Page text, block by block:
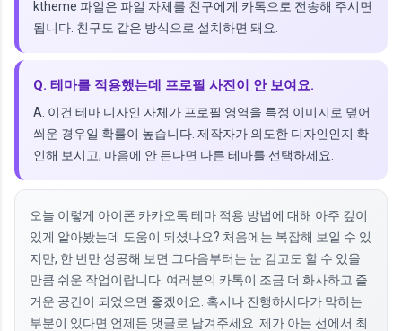
ktheme 파일은 파일 자체를 친구에게 카톡으로 전송해 주시면
됩니다. 친구도 같은 방식으로 설치하면 돼요.
Q. 테마를 적용했는데 프로필 사진이 안 보여요.
A. 이건 테마 디자인 자체가 프로필 영역을 특정 이미지로 덮어
씌운 경우일 확률이 높습니다. 제작자가 의도한 디자인인지 확
인해 보시고, 마음에 안 든다면 다른 테마를 선택하세요.
오늘 이렇게 아이폰 카카오톡 테마 적용 방법에 대해 아주 깊이
있게 알아봤는데 도움이 되셨나요? 처음에는 복잡해 보일 수 있
지만, 한 번만 성공해 보면 그다음부터는 눈 감고도 할 수 있을
만큼 쉬운 작업이랍니다. 여러분의 카톡이 조금 더 화사하고 즐
거운 공간이 되었으면 좋겠어요. 혹시나 진행하시다가 막히는
부분이 있다면 언제든 댓글로 남겨주세요. 제가 아는 선에서 최